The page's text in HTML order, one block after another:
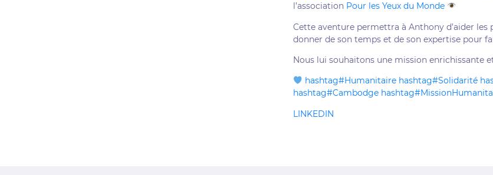
l’association Pour les Yeux du Monde
Cette aventure permettra à Anthony d’aider
donner de son temps et de son expertise pour
Nous lui souhaitons une mission enrichissante
hashtag#Humanitaire hashtag#Solidarité
hashtag#Cambodge hashtag#
LINKEDIN